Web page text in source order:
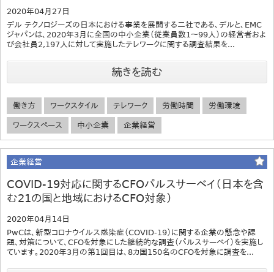
2020年04月27日
デル テクノロジーズの日本における事業を展開する二社である、デルと、EMC
ジャパンは、2020年3月に全国の中小企業（従業員数1～99人）の経営者およ
び会社員2,197人に対して実施したテレワークに関する調査結果を...
続きを読む
働き方 ワークスタイル テレワーク 労働時間 労働環境
ワークスペース 中小企業 企業経営
企業経営
COVID-19対応に関するCFOパルスサーベイ（日本を含
む21の国と地域におけるCFO対象）
2020年04月14日
PwCは、新型コロナウイルス感染症（COVID-19）に関する企業の懸念や課
題、対策について、CFOを対象にした継続的な調査（パルスサーベイ）を実施し
ています。2020年3月の第1回目は、8カ国150名のCFOを対象に調査を...